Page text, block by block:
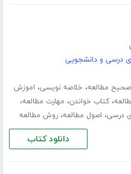
درسی و دانشجویی
مطالعه، خلاصه نویسی، اموزش
،کتاب خواندن، مهارت مطالعه،
درسی، اصول مطالعه،روش مطالعه
دانلود کتاب